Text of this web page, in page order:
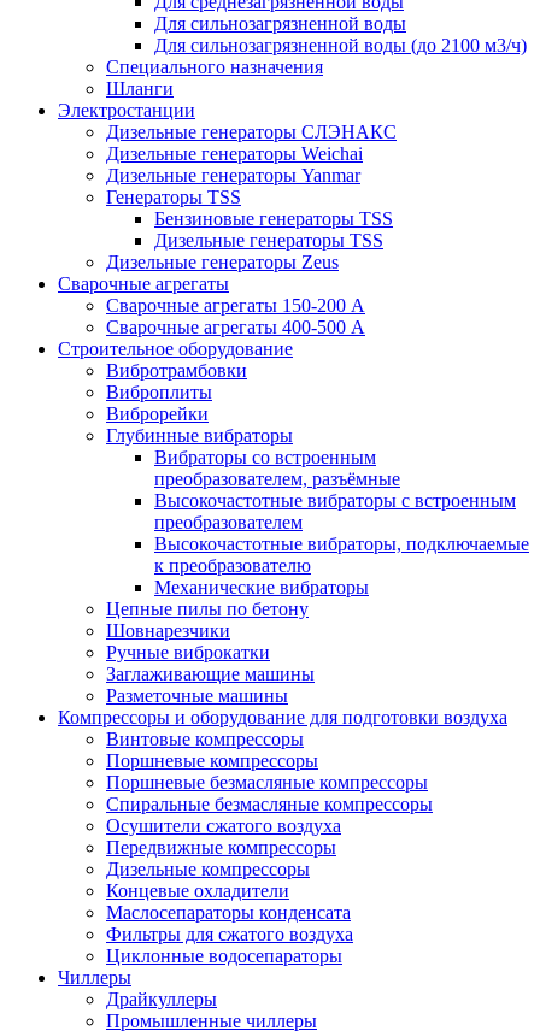
Для сильнозагрязненной воды
Для сильнозагрязненной воды (до 2100 м3/ч)
Специального назначения
Шланги
Электростанции
Дизельные генераторы СЛЭНАКС
Дизельные генераторы Weichai
Дизельные генераторы Yanmar
Генераторы TSS
Бензиновые генераторы TSS
Дизельные генераторы TSS
Дизельные генераторы Zeus
Сварочные агрегаты
Сварочные агрегаты 150-200 А
Сварочные агрегаты 400-500 А
Строительное оборудование
Вибротрамбовки
Виброплиты
Виброрейки
Глубинные вибраторы
Вибраторы со встроенным
преобразователем, разъёмные
Высокочастотные вибраторы с встроенным
преобразователем
Высокочастотные вибраторы, подключаемые
к преобразователю
Механические вибраторы
Цепные пилы по бетону
Шовнарезчики
Ручные виброкатки
Заглаживающие машины
Разметочные машины
Компрессоры и оборудование для подготовки воздуха
Винтовые компрессоры
Поршневые компрессоры
Поршневые безмасляные компрессоры
Спиральные безмасляные компрессоры
Осушители сжатого воздуха
Передвижные компрессоры
Дизельные компрессоры
Концевые охладители
Маслосепараторы конденсата
Фильтры для сжатого воздуха
Циклонные водосепараторы
Чиллеры
Драйкуллеры
Промышленные чиллеры